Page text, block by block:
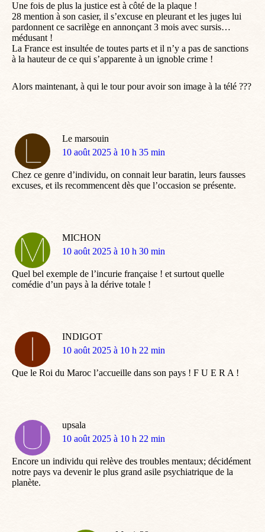
Une fois de plus la justice est à côté de la plaque !
28 mention à son casier, il s’excuse en pleurant et les juges lui
pardonnent ce sacrilège en annonçant 3 mois avec sursis…
médusant !
La France est insultée de toutes parts et il n’y a pas de sanctions
à la hauteur de ce qui s’apparente à un ignoble crime !
Alors maintenant, à qui le tour pour avoir son image à la télé ???
Le marsouin
dit
10 août 2025 à 10 h 35 min
Chez ce genre d’individu, on connait leur baratin, leurs fausses
excuses, et ils recommencent dès que l’occasion se présente.
MICHON
dit
10 août 2025 à 10 h 30 min
Quel bel exemple de l’incurie française ! et surtout quelle
comédie d’un pays à la dérive totale !
INDIGOT
dit
10 août 2025 à 10 h 22 min
Que le Roi du Maroc l’accueille dans son pays ! F U E R A !
upsala
dit
10 août 2025 à 10 h 22 min
Encore un individu qui relève des troubles mentaux; décidément
notre pays va devenir le plus grand asile psychiatrique de la
planète.